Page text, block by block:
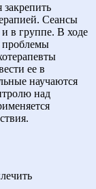
Сеансы
в группе. В ходе
проблемы
ее в
научаются
над